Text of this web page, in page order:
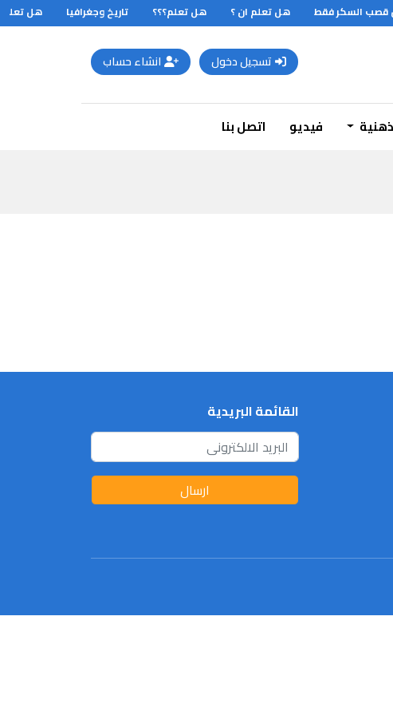
قصب السكر فقط هل تعلم ان ؟ هل تعلم؟؟؟ تاريخ وجغرافيا هل تعلم
تسجيل دخول انشاء حساب
فيديو اتصل بنا
القائمة البريدية
ارسال